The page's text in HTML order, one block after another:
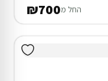
החל מ₪700